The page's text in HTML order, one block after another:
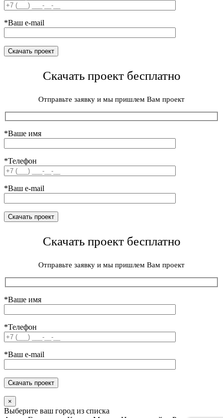
*Ваш e-mail
Скачать проект бесплатно
Отправьте заявку и мы пришлем Вам проект
*Ваше имя
*Телефон
*Ваш e-mail
Скачать проект бесплатно
Отправьте заявку и мы пришлем Вам проект
*Ваше имя
*Телефон
*Ваш e-mail
×
Выберите ваш город из списка